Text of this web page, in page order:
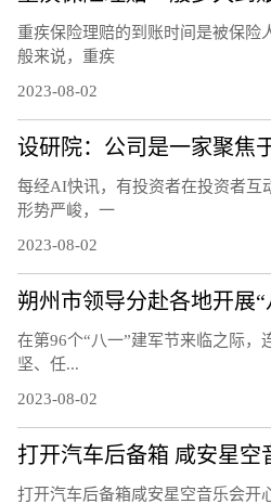
重疾保险理赔的到账时间是被保险
般来说，重疾
2023-08-02
每经AI快讯，有投资者在投资者互
形势严峻，一
2023-08-02
朔州市领导分赴各地开展
在第96个“八一”建军节来临之际，
坚、任...
2023-08-02
打开汽车后备箱 咸安星空
打开汽车后备箱咸安星空音乐会开